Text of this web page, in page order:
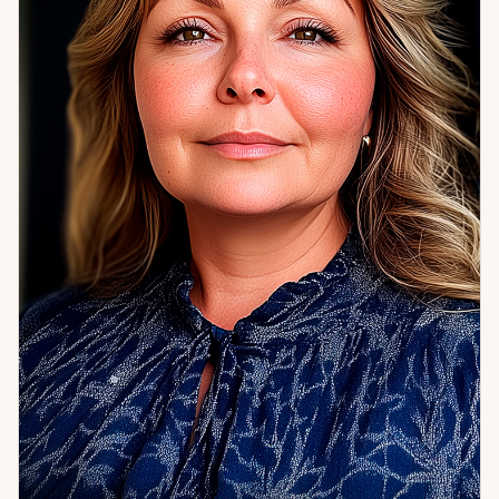
чистку энергетики и устанавливаю мощную защиту,
которая предотвращает возврат негатива. Мой опыт
обучения у шаманов племени Батак Тоба в Индонезии
позволил мне объединить традиционные эзотерические
практики с современными методами энергетического
анализа. Эти знания помогают мне точнее определять
источники проблем и ускорять процесс восстановления
гармонии. Если вы чувствуете, что что-то мешает вам
двигаться вперёд — опишите ситуацию. Я помогу увидеть
причины и предложу конкретные шаги для их устранения.